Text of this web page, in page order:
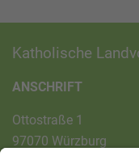
Katholische
ANSCHRIFT
Ottostraße 1
97070 Würzburg